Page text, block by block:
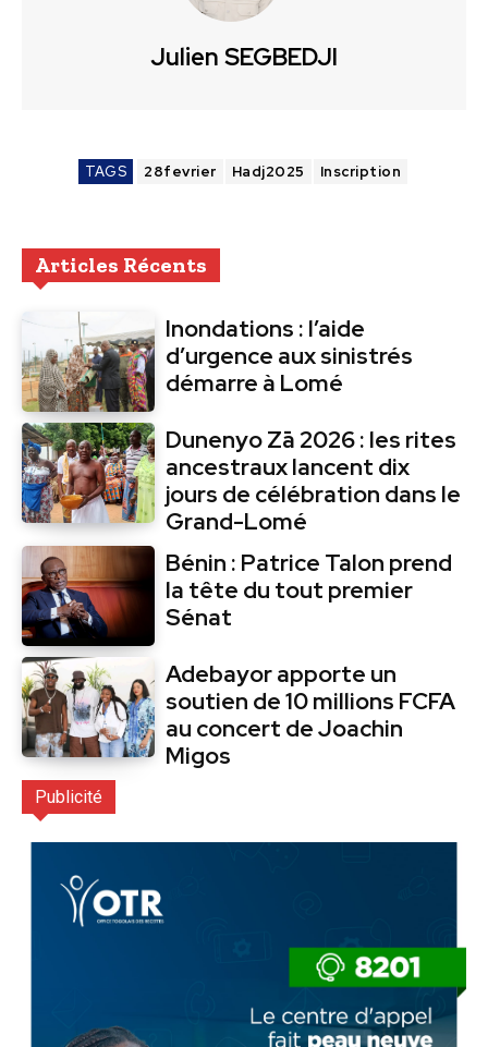
Julien SEGBEDJI
TAGS 28fevrier Hadj2025 Inscription
Articles Récents
Inondations : l’aide
d’urgence aux sinistrés
démarre à Lomé
Dunenyo Zā 2026 : les rites
ancestraux lancent dix
jours de célébration dans le
Grand-Lomé
Bénin : Patrice Talon prend
la tête du tout premier
Sénat
Adebayor apporte un
soutien de 10 millions FCFA
au concert de Joachin
Migos
Publicité